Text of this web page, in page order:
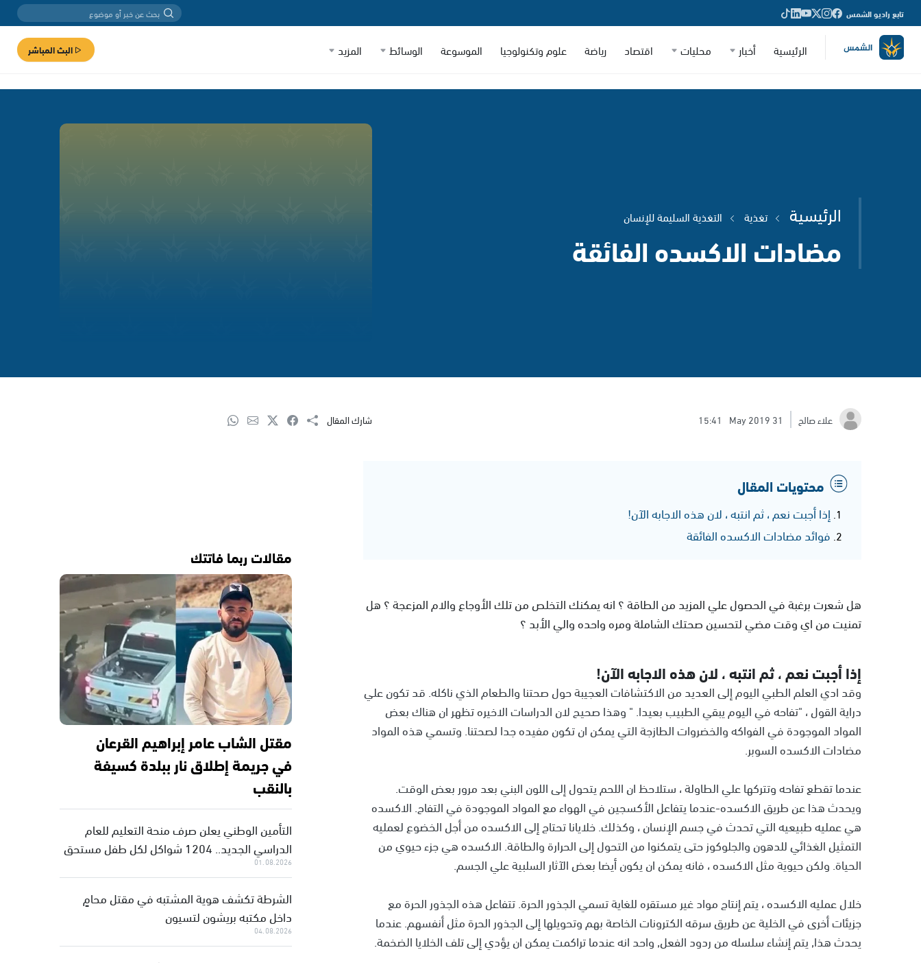
تابع راديو الشمس
الرئيسية أخبار محليات اقتصاد رياضة علوم وتكنولوجيا الموسوعة الوسائط المزيد البث المباشر
الرئيسية تغذية التغذية السليمة للإنسان
مضادات الاكسده الفائقة
علاء صالح 31 May 2019
15:41 شارك المقال
محتويات المقال
إذا أجبت نعم ، ثم انتبه ، لان هذه الاجابه الآن!
فوائد مضادات الاكسده الفائقة
هل شعرت برغبة في الحصول علي المزيد من الطاقة ؟ انه يمكنك التخلص من تلك الأوجاع والام المزعجة ؟ هل
تمنيت من اي وقت مضي لتحسين صحتك الشاملة ومره واحده والي الأبد ؟
إذا أجبت نعم ، ثم انتبه ، لان هذه الاجابه الآن!
وقد ادي العلم الطبي اليوم إلى العديد من الاكتشافات العجيبة حول صحتنا والطعام الذي ناكله. قد تكون علي
دراية القول ، "تفاحه في اليوم يبقي الطبيب بعيدا. " وهذا صحيح لان الدراسات الاخيره تظهر ان هناك بعض
المواد الموجودة في الفواكه والخضروات الطازجة التي يمكن ان تكون مفيده جدا لصحتنا. وتسمي هذه المواد
مضادات الاكسده السوبر.
عندما تقطع تفاحه وتتركها علي الطاولة ، ستلاحظ ان اللحم يتحول إلى اللون البني بعد مرور بعض الوقت.
ويحدث هذا عن طريق الاكسده-عندما يتفاعل الأكسجين في الهواء مع المواد الموجودة في التفاح. الاكسده
هي عمليه طبيعيه التي تحدث في جسم الإنسان ، وكذلك. خلايانا تحتاج إلى الاكسده من أجل الخضوع لعمليه
التمثيل الغذائي للدهون والجلوكوز حتى يتمكنوا من التحول إلى الحرارة والطاقة. الاكسده هي جزء حيوي من
الحياة. ولكن حيوية مثل الاكسده ، فانه يمكن ان يكون أيضا بعض الآثار السلبية علي الجسم.
خلال عمليه الاكسده ، يتم إنتاج مواد غير مستقره للغاية تسمي الجذور الحرة. تتفاعل هذه الجذور الحرة مع
جزيئات أخرى في الخلية عن طريق سرقه الكترونات الخاصة بهم وتحويلها إلى الجذور الحرة مثل أنفسهم. عندما
يحدث هذا, يتم إنشاء سلسله من ردود الفعل, واحد انه عندما تراكمت يمكن ان يؤدي إلى تلف الخلايا الضخمة.
مقالات ربما فاتتك
مقتل الشاب عامر إبراهيم القرعان
في جريمة إطلاق نار ببلدة كسيفة
بالنقب
التأمين الوطني يعلن صرف منحة التعليم للعام
الدراسي الجديد.. 1204 شواكل لكل طفل مستحق
01.08.2026
الشرطة تكشف هوية المشتبه في مقتل محامٍ
داخل مكتبه بريشون لتسيون
04.08.2026